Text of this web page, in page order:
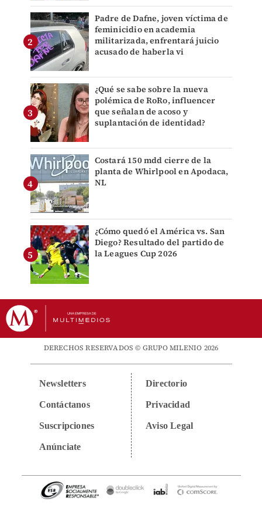
Padre de Dafne, joven víctima de
feminicidio en academia
militarizada, enfrentará juicio
acusado de haberla vi
¿Qué se sabe sobre la nueva
polémica de RoRo, influencer
que señalan de acoso y
suplantación de identidad?
Costará 150 mdd cierre de la
planta de Whirlpool en Apodaca,
NL
¿Cómo quedó el América vs. San
Diego? Resultado del partido de
la Leagues Cup 2026
DERECHOS RESERVADOS © GRUPO MILENIO 2026
Newsletters
Contáctanos
Suscripciones
Anúnciate
Directorio
Privacidad
Aviso Legal